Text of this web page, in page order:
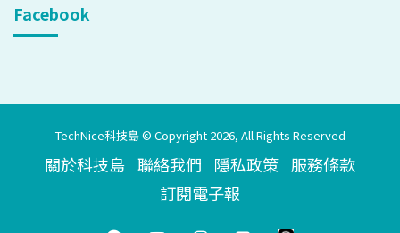
Facebook
TechNice科技島 © Copyright 2026, All Rights Reserved
關於科技島 聯絡我們 隱私政策 服務條款
訂閱電子報